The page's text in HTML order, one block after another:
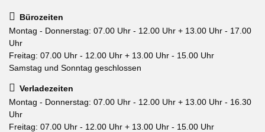
Bürozeiten
Montag - Donnerstag: 07.00 Uhr - 12.00 Uhr + 13.00 Uhr - 17.00
Uhr
Freitag: 07.00 Uhr - 12.00 Uhr + 13.00 Uhr - 15.00 Uhr
Samstag und Sonntag geschlossen
Verladezeiten
Montag - Donnerstag: 07.00 Uhr - 12.00 Uhr + 13.00 Uhr - 16.30
Uhr
Freitag: 07.00 Uhr - 12.00 Uhr + 13.00 Uhr - 15.00 Uhr